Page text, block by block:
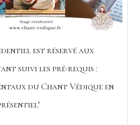
est réservé aux
suivi les pré-requis :
du Chant Védique en